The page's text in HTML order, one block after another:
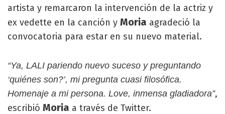
artista y remarcaron la intervención de la actriz y
ex vedette en la canción y Moria agradeció la
convocatoria para estar en su nuevo material.
“Ya, LALI pariendo nuevo suceso y preguntando
‘quiénes son?’, mi pregunta cuasi filosófica.
Homenaje a mi persona. Love, inmensa gladiadora”,
escribió Moria a través de Twitter.